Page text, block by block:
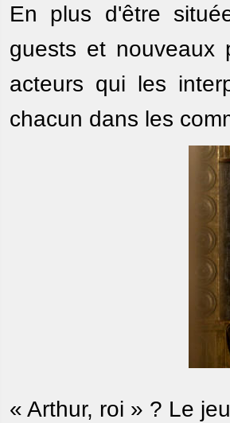
En plus d'être
guests et nouveaux
acteurs qui les
chacun dans les
« Arthur, roi » ? Le